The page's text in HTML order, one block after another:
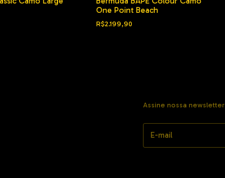
One Point Beach
R$2.199,90
Assine nossa newsletter